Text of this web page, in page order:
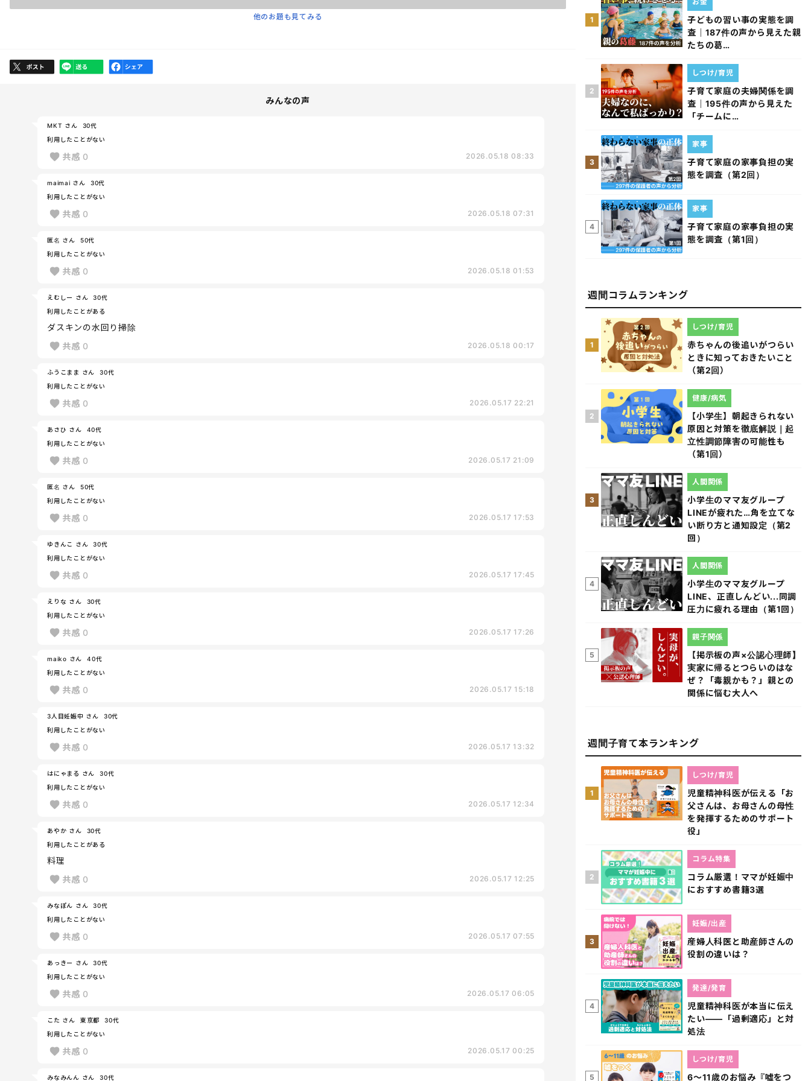
他のお題も見てみる
みんなの声
MKT さん
30代
利用したことがない
共感 0 2026.05.18 08:33
maimai さん
30代
利用したことがない
共感 0 2026.05.18 07:31
匿名 さん
50代
利用したことがない
共感 0 2026.05.18 01:53
えむしー さん
30代
利用したことがある
ダスキンの水回り掃除
共感 0 2026.05.18 00:17
ふうこまま さん
30代
利用したことがない
共感 0 2026.05.17 22:21
あさひ さん
40代
利用したことがない
共感 0 2026.05.17 21:09
匿名 さん
50代
利用したことがない
共感 0 2026.05.17 17:53
ゆきんこ さん
30代
利用したことがない
共感 0 2026.05.17 17:45
えりな さん
30代
利用したことがない
共感 0 2026.05.17 17:26
maiko さん
40代
利用したことがない
共感 0 2026.05.17 15:18
3人目妊娠中 さん
30代
利用したことがない
共感 0 2026.05.17 13:32
はにゃまる さん
30代
利用したことがない
共感 0 2026.05.17 12:34
あやか さん
30代
利用したことがある
料理
共感 0 2026.05.17 12:25
みなぽん さん
30代
利用したことがない
共感 0 2026.05.17 07:55
あっきー さん
30代
利用したことがない
共感 0 2026.05.17 06:05
こた さん 東京都
30代
利用したことがない
共感 0 2026.05.17 00:25
みなみんん さん 30代
1
子どもの習い事の実態を調
査｜187件の声から見えた親
たちの葛…
2
子育て家庭の夫婦関係を調
査｜195件の声から見えた
「チームに…
しつけ/育児
3
子育て家庭の家事負担の実
態を調査（第2回）
家事
4
子育て家庭の家事負担の実
態を調査（第1回）
家事
週間コラムランキング
1
赤ちゃんの後追いがつらい
ときに知っておきたいこと
（第2回）
しつけ/育児
2
【小学生】朝起きられない
原因と対策を徹底解説｜起
立性調節障害の可能性も
（第1回）
健康/病気
3
小学生のママ友グループ
LINEが疲れた…角を立てな
い断り方と通知設定（第2
回）
人間関係
4
小学生のママ友グループ
LINE、正直しんどい...同調
圧力に疲れる理由（第1回）
人間関係
5
【掲示板の声×公認心理師】
実家に帰るとつらいのはな
ぜ？「毒親かも？」親との
関係に悩む大人へ
親子関係
週間子育て本ランキング
1
児童精神科医が伝える「お
父さんは、お母さんの母性
を発揮するためのサポート
役」
しつけ/育児
2
コラム厳選！ママが妊娠中
におすすめ書籍3選
コラム特集
3
産婦人科医と助産師さんの
役割の違いは？
妊娠/出産
4
児童精神科医が本当に伝え
たい――「過剰適応」と対
処法
発達/発育
5 6～11歳のお悩み『嘘をつ
しつけ/育児